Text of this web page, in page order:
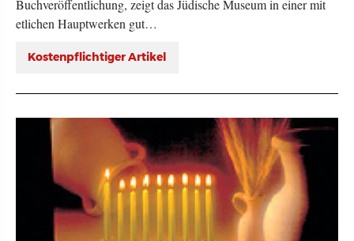
Buchveröffentlichung, zeigt das Jüdische Museum in einer mit
etlichen Hauptwerken gut…
Kostenpflichtiger Artikel